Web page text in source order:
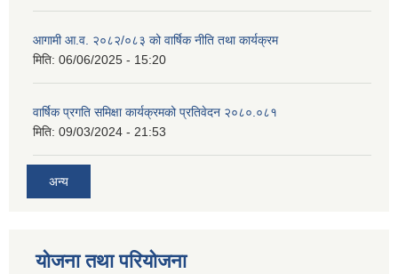
आगामी आ.व. २०८२/०८३ को वार्षिक नीति तथा कार्यक्रम
मिति: 06/06/2025 - 15:20
वार्षिक प्रगति समिक्षा कार्यक्रमको प्रतिवेदन २०८०.०८१
मिति: 09/03/2024 - 21:53
अन्य
योजना तथा परियोजना